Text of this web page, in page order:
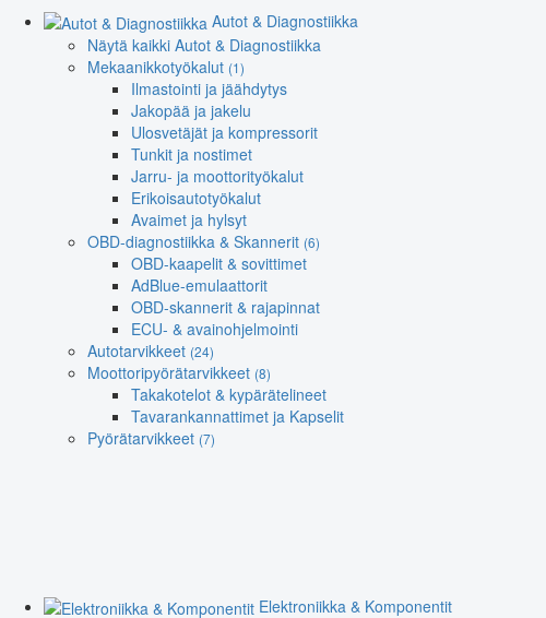
Autot & Diagnostiikka
Näytä kaikki Autot & Diagnostiikka
Mekaanikkotyökalut (1)
Ilmastointi ja jäähdytys
Jakopää ja jakelu
Ulosvetäjät ja kompressorit
Tunkit ja nostimet
Jarru- ja moottorityökalut
Erikoisautotyökalut
Avaimet ja hylsyt
OBD-diagnostiikka & Skannerit (6)
OBD-kaapelit & sovittimet
AdBlue-emulaattorit
OBD-skannerit & rajapinnat
ECU- & avainohjelmointi
Autotarvikkeet (24)
Moottoripyörätarvikkeet (8)
Takakotelot & kypärätelineet
Tavarankannattimet ja Kapselit
Pyörätarvikkeet (7)
Elektroniikka & Komponentit